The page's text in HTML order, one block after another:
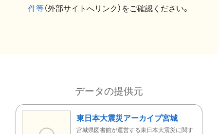
件等（外部サイトへリンク）をご確認ください。
データの提供元
東日本大震災アーカイブ宮城
宮城県図書館が運営する東日本大震災に関す